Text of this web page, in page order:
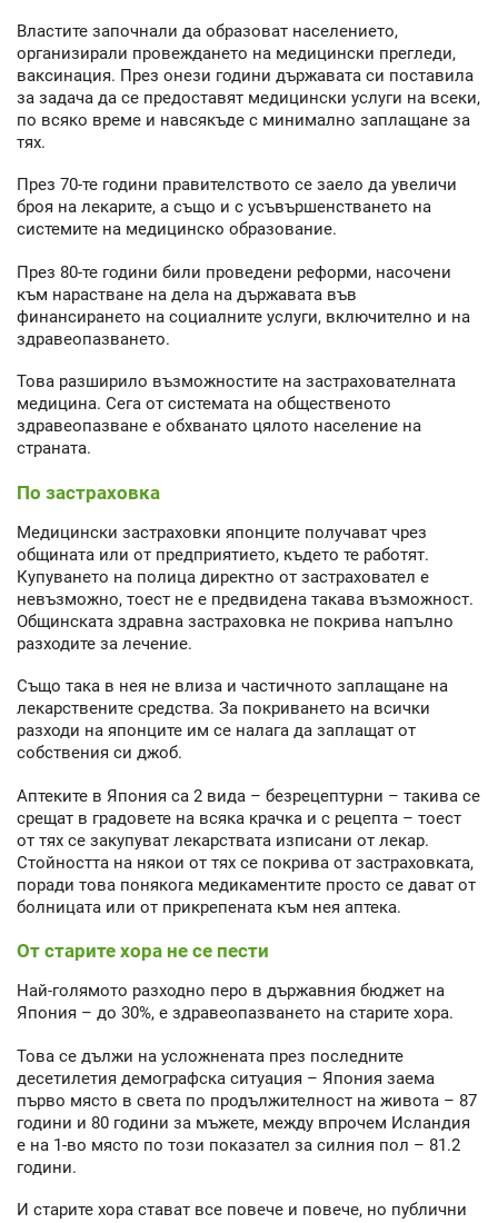
Властите започнали да образоват населението,
организирали провеждането на медицински прегледи,
ваксинация. През онези години държавата си поставила
за задача да се предоставят медицински услуги на всеки,
по всяко време и навсякъде с минимално заплащане за
тях.
През 70-те години правителството се заело да увеличи
броя на лекарите, а също и с усъвършенстването на
системите на медицинско образование.
През 80-те години били проведени реформи, насочени
към нарастване на дела на държавата във
финансирането на социалните услуги, включително и на
здравеопазването.
Това разширило възможностите на застрахователната
медицина. Сега от системата на общественото
здравеопазване е обхванато цялото население на
страната.
По застраховка
Медицински застраховки японците получават чрез
общината или от предприятието, където те работят.
Купуването на полица директно от застраховател е
невъзможно, тоест не е предвидена такава възможност.
Общинската здравна застраховка не покрива напълно
разходите за лечение.
Също така в нея не влиза и частичното заплащане на
лекарствените средства. За покриването на всички
разходи на японците им се налага да заплащат от
собствения си джоб.
Аптеките в Япония са 2 вида – безрецептурни – такива се
срещат в градовете на всяка крачка и с рецепта – тоест
от тях се закупуват лекарствата изписани от лекар.
Стойността на някои от тях се покрива от застраховката,
поради това понякога медикаментите просто се дават от
болницата или от прикрепената към нея аптека.
От старите хора не се пести
Най-голямото разходно перо в държавния бюджет на
Япония – до 30%, е здравеопазването на старите хора.
Това се дължи на усложнената през последните
десетилетия демографска ситуация – Япония заема
първо място в света по продължителност на живота – 87
години и 80 години за мъжете, между впрочем Исландия
е на 1-во място по този показател за силния пол – 81.2
години.
И старите хора стават все повече и повече, но публични